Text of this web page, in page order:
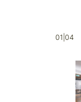
01|04